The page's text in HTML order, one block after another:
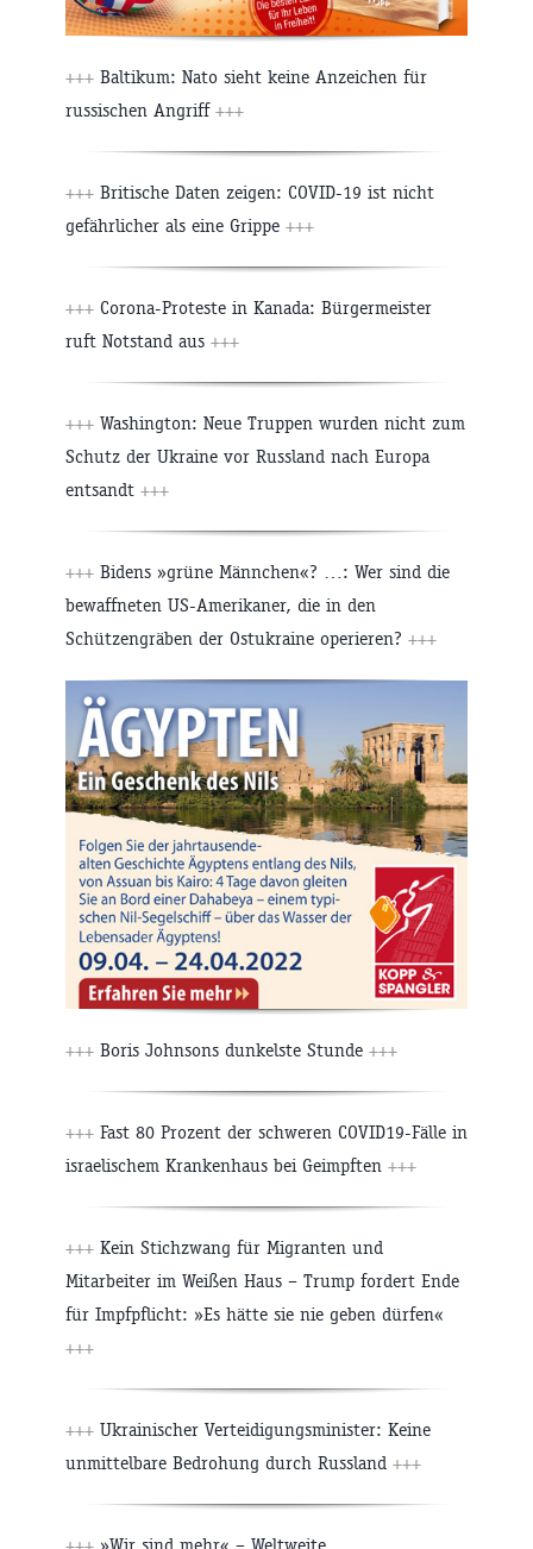
+++ Baltikum: Nato sieht keine Anzeichen für
russischen Angriff +++
+++ Britische Daten zeigen: COVID-19 ist nicht
gefährlicher als eine Grippe +++
+++ Corona-Proteste in Kanada: Bürgermeister
ruft Notstand aus +++
+++ Washington: Neue Truppen wurden nicht zum
Schutz der Ukraine vor Russland nach Europa
entsandt +++
+++ Bidens »grüne Männchen«? …: Wer sind die
bewaffneten US-Amerikaner, die in den
Schützengräben der Ostukraine operieren? +++
+++ Boris Johnsons dunkelste Stunde +++
+++ Fast 80 Prozent der schweren COVID19-Fälle in
israelischem Krankenhaus bei Geimpften +++
+++ Kein Stichzwang für Migranten und
Mitarbeiter im Weißen Haus – Trump fordert Ende
für Impfpflicht: »Es hätte sie nie geben dürfen«
+++
+++ Ukrainischer Verteidigungsminister: Keine
unmittelbare Bedrohung durch Russland +++